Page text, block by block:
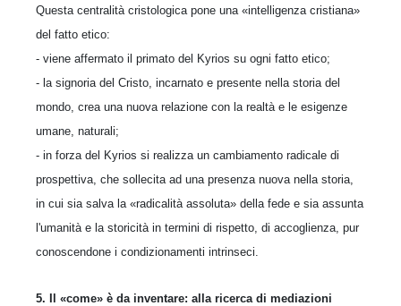
Questa centralità cristologica pone una «intelligenza cristiana»
del fatto etico:
- viene affermato il primato del Kyrios su ogni fatto etico;
- la signoria del Cristo, incarnato e presente nella storia del
mondo, crea una nuova relazione con la realtà e le esigenze
umane, naturali;
- in forza del Kyrios si realizza un cambiamento radicale di
prospettiva, che sollecita ad una presenza nuova nella storia,
in cui sia salva la «radicalità assoluta» della fede e sia assunta
l'umanità e la storicità in termini di rispetto, di accoglienza, pur
conoscendone i condizionamenti intrinseci.
5. Il «come» è da inventare: alla ricerca di mediazioni